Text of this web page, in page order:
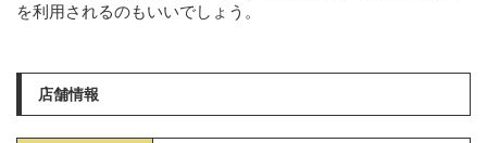
を利用されるのもいいでしょう。
店舗情報